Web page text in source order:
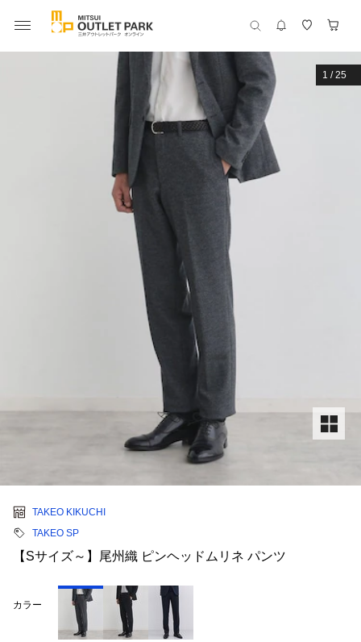
1 /25
TAKEO KIKUCHI
TAKEO SP
【Sサイズ～】尾州織 ピンヘッドムリネ パンツ
カラー